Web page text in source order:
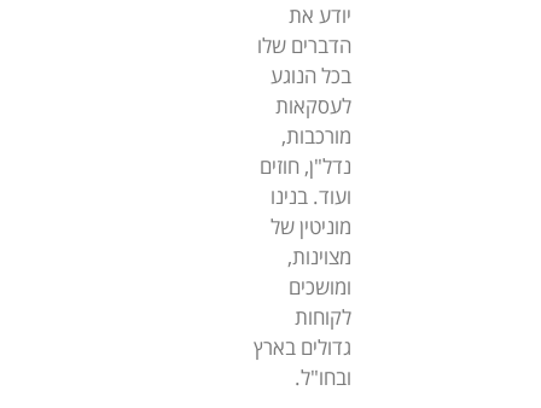
יודע את
הדברים שלו
בכל הנוגע
לעסקאות
מורכבות,
נדל"ן, חוזים
ועוד. בנינו
מוניטין של
מצוינות,
ומושכים
לקוחות
גדולים בארץ
ובחו"ל.